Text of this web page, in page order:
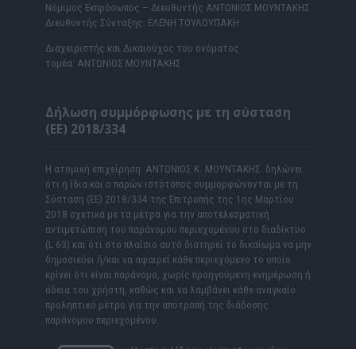
Νόμιμος Εκπρόσωπος – Διευθυντής ΑΝΤΩΝΙΟΣ ΜΟΥΝΤΑΚΗΣ
Διευθυντής Σύνταξης: ΕΛΕΝΗ ΤΟΥΛΟΥΠΑΚΗ
Διαχειριστής και Δικαιούχος του ονόματος
τομέα: ΑΝΤΩΝΙΟΣ ΜΟΥΝΤΑΚΗΣ
Δήλωση συμμόρφωσης με τη σύσταση
(ΕΕ) 2018/334
Η ατομική επιχείρηση ΑΝΤΩΝΙΟΣ Κ. ΜΟΥΝΤΑΚΗΣ δηλώνει
ότι η ίδια και ο παρών ιστότοπος συμμορφώνονται με τη
Σύσταση (ΕΕ) 2018/334 της Επιτροπής της 1ης Μαρτίου
2018 σχετικά με τα μέτρα για την αποτελεσματική
αντιμετώπιση του παράνομου περιεχομένου στο διαδίκτυο
(L 63) και ότι στο πλαίσιο αυτό διατηρεί το δικαίωμα να μην
δημοσιεύει ή/και να αφαιρεί κάθε περιεχόμενο το οποίο
κρίνει ότι είναι παράνομο, χωρίς προηγούμενη ενημέρωση ή
άδεια του χρήστη, καθώς και να λαμβάνει κάθε αναγκαίο
προληπτικό μέτρο για την αποτροπή της διάδοσης
παράνομου περιεχομένου.